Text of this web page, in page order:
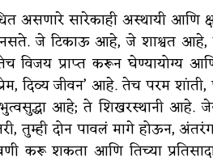
असणारे सारेकाही अस्थायी
नसते. जे टिकाऊ आहे, जे शाश्वत
विजय प्राप्त करून घेण्यायोग्य
प्रेम, दिव्य जीवन’ आहे. तेच परम
आहे; ते शिखरस्थानी आहे.
तुम्ही दोन पावलं मागे होऊन,
करू शकता आणि तिच्या